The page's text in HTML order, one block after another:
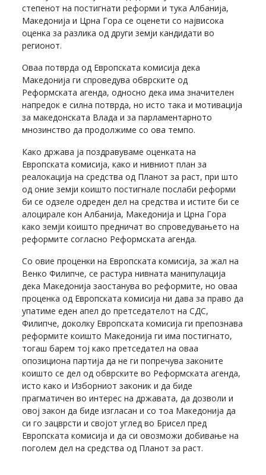
степенот на постигнати реформи и тука Албанија,
Македонија и Црна Гора се оценети со највисока
оценка за разлика од други земји кандидати во
регионот.
Оваа потврда од Европската комисија дека
Македонија ги спроведува обврските од
Реформската агенда, односно дека има значителен
напредок е силна потврда, но исто така и мотивација
за македонската Влада и за парламентарното
мнозинство да продолжиме со ова темпо.
Како држава ја поздравуваме оценката на
Европската комисија, како и нивниот план за
реалокација на средства од Планот за раст, при што
од оние земји коишто постигнале послаби реформи
би се одзеле одреден дел на средства и истите би се
алоцирале кон Албанија, Македонија и Црна Гора
како земји коишто предничат во спроведувањето на
реформите согласно Реформската агенда.
Со овие проценки на Европската комисија, за жал на
Венко Филипче, се растура нивната манипулација
дека Македонија заостанува во реформите, но оваа
проценка од Европската комисија ни дава за право да
упатиме еден апел до претседателот на СДС,
Филипче, доколку Европската комисија ги препознава
реформите коишто Македонија ги има постигнато,
тогаш барем тој како претседател на оваа
опозициона партија да не ги попречува законите
коишто се дел од обврските во Реформската агенда,
исто како и Изборниот законик и да биде
прагматичен во интерес на државата, да дозволи и
овој закон да биде изгласан и со тоа Македонија да
си го зацврсти и својот углед во Брисел пред
Европската комисија и да си овозможи добивање на
поголем дел на средства од Планот за раст.